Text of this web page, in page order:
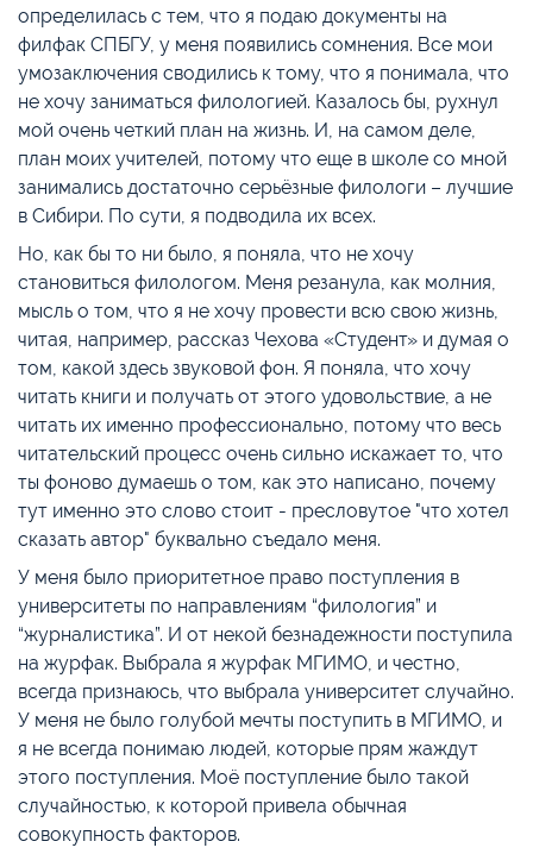
определилась с тем, что я подаю документы на
филфак СПБГУ, у меня появились сомнения. Все мои
умозаключения сводились к тому, что я понимала, что
не хочу заниматься филологией. Казалось бы, рухнул
мой очень четкий план на жизнь. И, на самом деле,
план моих учителей, потому что еще в школе со мной
занимались достаточно серьёзные филологи – лучшие
в Сибири. По сути, я подводила их всех.
Но, как бы то ни было, я поняла, что не хочу
становиться филологом. Меня резанула, как молния,
мысль о том, что я не хочу провести всю свою жизнь,
читая, например, рассказ Чехова «Студент» и думая о
том, какой здесь звуковой фон. Я поняла, что хочу
читать книги и получать от этого удовольствие, а не
читать их именно профессионально, потому что весь
читательский процесс очень сильно искажает то, что
ты фоново думаешь о том, как это написано, почему
тут именно это слово стоит - пресловутое "что хотел
сказать автор" буквально съедало меня.
У меня было приоритетное право поступления в
университеты по направлениям “филология” и
“журналистика”. И от некой безнадежности поступила
на журфак. Выбрала я журфак МГИМО, и честно,
всегда признаюсь, что выбрала университет случайно.
У меня не было голубой мечты поступить в МГИМО, и
я не всегда понимаю людей, которые прям жаждут
этого поступления. Моё поступление было такой
случайностью, к которой привела обычная
совокупность факторов.